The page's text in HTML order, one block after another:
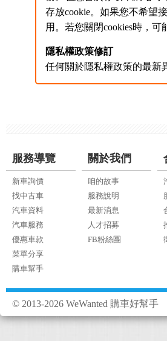
存放cookie。如果您不希望
用。若您關閉cookies時，
隱私權政策修訂
任何關於隱私權政策的最新
服務導覽
新車詢價
找中古車
汽車資料
汽車服務
優惠車款
菜單分享
購車幫手
關於我們
咱的故事
服務說明
最新消息
人才招募
FB粉絲團
© 2013-2026 WeWanted 購車好幫手